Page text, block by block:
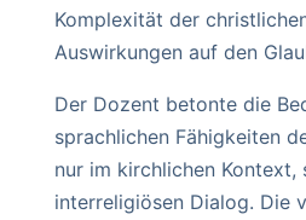
Komplexität der
Auswirkungen auf den
Der Dozent betonte die
sprachlichen Fähigkeiten
nur im kirchlichen Kontext,
interreligiösen Dialog. Die